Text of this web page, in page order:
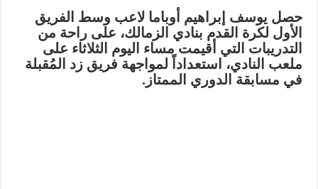
حصل يوسف إبراهيم أوباما لاعب وسط الفريق
الأول لكرة القدم بنادي الزمالك، على راحة من
التدريبات التي أقيمت مساء اليوم الثلاثاء على
ملعب النادي، استعداداً لمواجهة فريق زد المُقبلة
في مسابقة الدوري الممتاز.